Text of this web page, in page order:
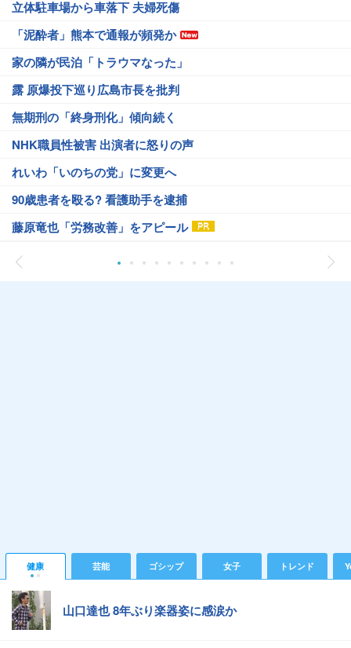
立体駐車場から車落下 夫婦死傷
「泥酔者」熊本で通報が頻発か
家の隣が民泊「トラウマなった」
露 原爆投下巡り広島市長を批判
無期刑の「終身刑化」傾向続く
NHK職員性被害 出演者に怒りの声
れいわ「いのちの党」に変更へ
90歳患者を殴る? 看護助手を逮捕
藤原竜也「労務改善」をアピール
健康 芸能 ゴシップ 女子 トレンド
山口達也 8年ぶり楽器姿に感涙か